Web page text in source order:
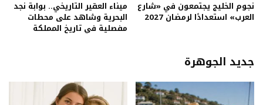
نجوم الخليج يجتمعون في «شارع
العرب» استعدادًا لرمضان 2027
ميناء العقير التاريخي.. بوابة نجد
البحرية وشاهد على محطات
مفصلية في تاريخ المملكة
جديد الجوهرة